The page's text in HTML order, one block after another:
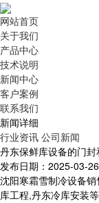
网站首页
关于我们
产品中心
技术说明
新闻中心
客户案例
联系我们
新闻详细
行业资讯 公司新闻
丹东保鲜库设备的门
发布日期：2025-03-
沈阳寒霜雪制冷设备
库工程,丹东冷库安装